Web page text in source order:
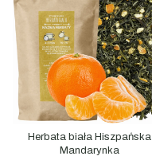
Herbata biała Hiszpańska
Mandarynka